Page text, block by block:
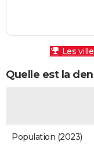
Les
Quelle est la
Population (2023)